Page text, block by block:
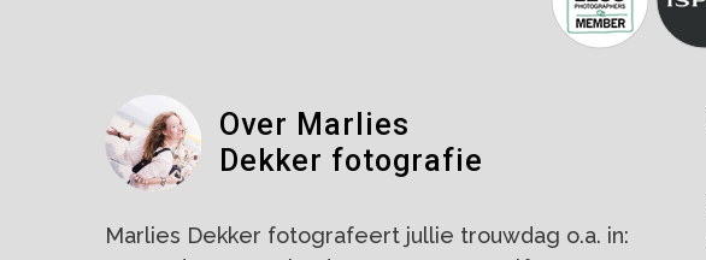
Over Marlies
Dekker fotografie
Marlies Dekker fotografeert jullie trouwdag o.a. in: